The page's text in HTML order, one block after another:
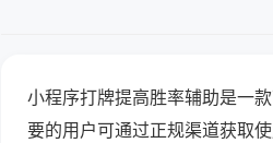
小程序打牌提高胜率辅助是一
要的用户可通过正规渠道获取使